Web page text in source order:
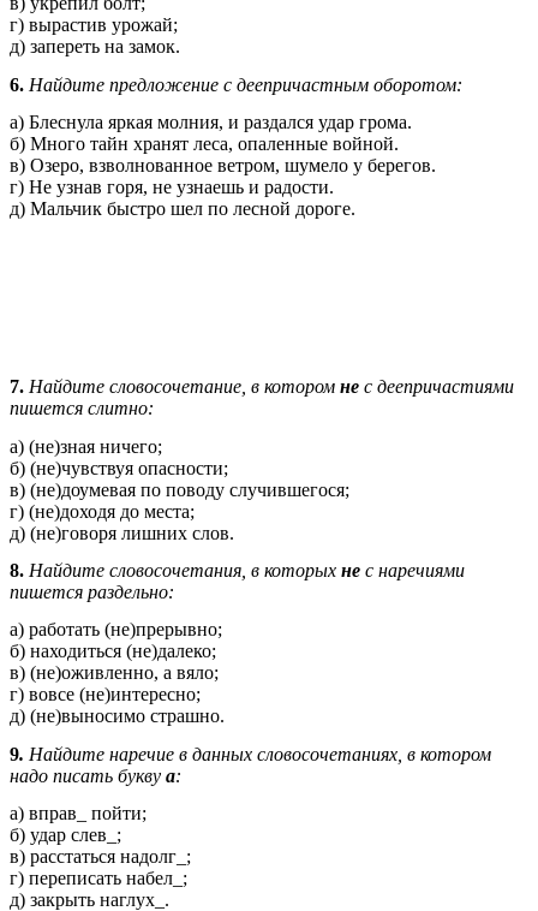
г) вырастив урожай;
д) запереть на замок.
6. Найдите предложение с деепричастным оборотом:
а) Блеснула яркая молния, и раздался удар грома.
б) Много тайн хранят леса, опаленные войной.
в) Озеро, взволнованное ветром, шумело у берегов.
г) Не узнав горя, не узнаешь и радости.
д) Мальчик быстро шел по лесной дороге.
7. Найдите словосочетание, в котором не с деепричастиями
пишется слитно:
а) (не)зная ничего;
б) (не)чувствуя опасности;
в) (не)доумевая по поводу случившегося;
г) (не)доходя до места;
д) (не)говоря лишних слов.
8. Найдите словосочетания, в которых не с наречиями
пишется раздельно:
а) работать (не)прерывно;
б) находиться (не)далеко;
в) (не)оживленно, а вяло;
г) вовсе (не)интересно;
д) (не)выносимо страшно.
9. Найдите наречие в данных словосочетаниях, в котором
надо писать букву а:
а) вправ_ пойти;
б) удар слев_;
в) расстаться надолг_;
г) переписать набел_;
д) закрыть наглух_.